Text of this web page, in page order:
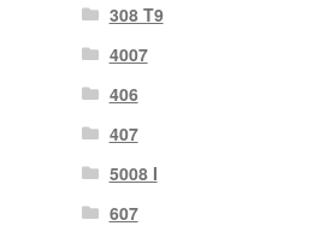
308 T9
4007
406
407
5008 I
607